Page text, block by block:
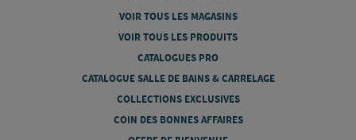
VOIR TOUS LES MAGASINS
VOIR TOUS LES PRODUITS
CATALOGUES PRO
CATALOGUE SALLE DE BAINS & CARRELAGE
COLLECTIONS EXCLUSIVES
COIN DES BONNES AFFAIRES